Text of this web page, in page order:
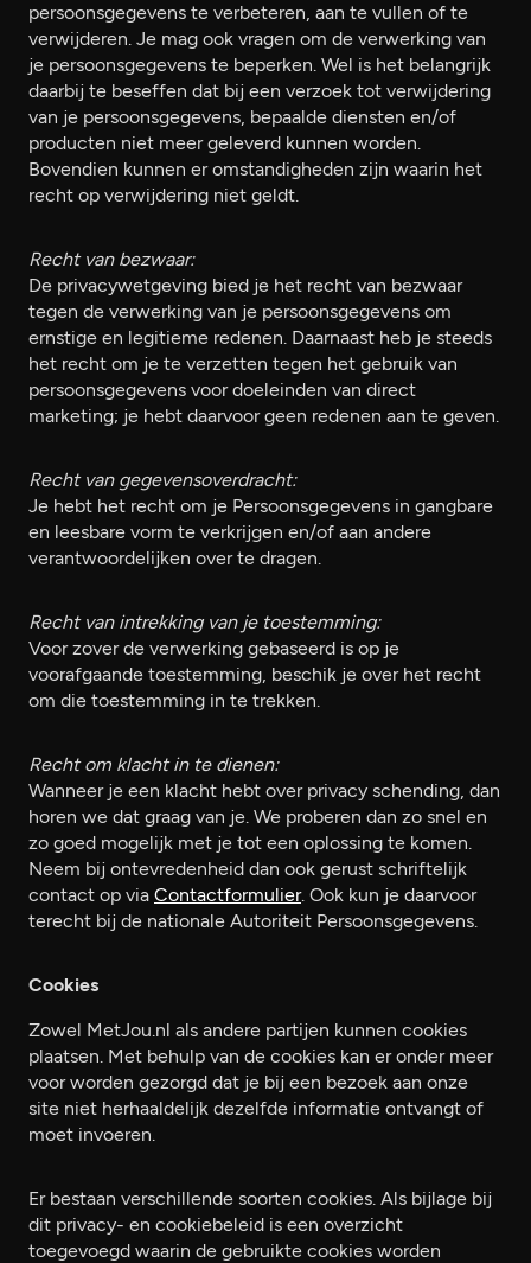
persoonsgegevens te verbeteren, aan te vullen of te
verwijderen. Je mag ook vragen om de verwerking van
je persoonsgegevens te beperken. Wel is het belangrijk
daarbij te beseffen dat bij een verzoek tot verwijdering
van je persoonsgegevens, bepaalde diensten en/of
producten niet meer geleverd kunnen worden.
Bovendien kunnen er omstandigheden zijn waarin het
recht op verwijdering niet geldt.
Recht van bezwaar:
De privacywetgeving bied je het recht van bezwaar
tegen de verwerking van je persoonsgegevens om
ernstige en legitieme redenen. Daarnaast heb je steeds
het recht om je te verzetten tegen het gebruik van
persoonsgegevens voor doeleinden van direct
marketing; je hebt daarvoor geen redenen aan te geven.
Recht van gegevensoverdracht:
Je hebt het recht om je Persoonsgegevens in gangbare
en leesbare vorm te verkrijgen en/of aan andere
verantwoordelijken over te dragen.
Recht van intrekking van je toestemming:
Voor zover de verwerking gebaseerd is op je
voorafgaande toestemming, beschik je over het recht
om die toestemming in te trekken.
Recht om klacht in te dienen:
Wanneer je een klacht hebt over privacy schending, dan
horen we dat graag van je. We proberen dan zo snel en
zo goed mogelijk met je tot een oplossing te komen.
Neem bij ontevredenheid dan ook gerust schriftelijk
contact op via Contactformulier. Ook kun je daarvoor
terecht bij de nationale Autoriteit Persoonsgegevens.
Cookies
Zowel MetJou.nl als andere partijen kunnen cookies
plaatsen. Met behulp van de cookies kan er onder meer
voor worden gezorgd dat je bij een bezoek aan onze
site niet herhaaldelijk dezelfde informatie ontvangt of
moet invoeren.
Er bestaan verschillende soorten cookies. Als bijlage bij
dit privacy- en cookiebeleid is een overzicht
toegevoegd waarin de gebruikte cookies worden